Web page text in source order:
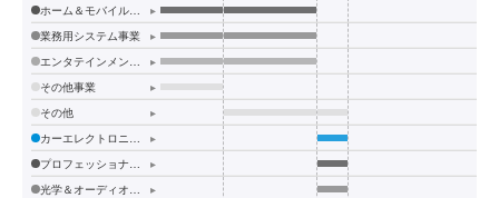
▸
業務用システム事業
▸
▸
その他事業
▸
その他
▸
▸
▸
▸